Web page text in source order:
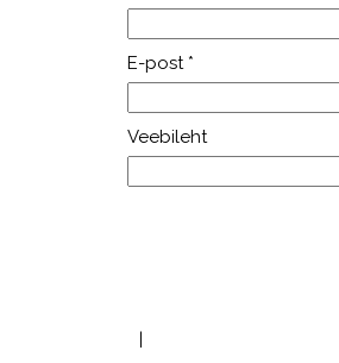
E-post *
Veebileht